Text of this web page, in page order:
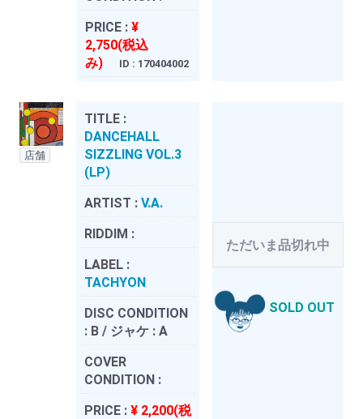
PRICE : ¥
2,750(税込
み)
ID : 170404002
店舗
TITLE :
DANCEHALL
SIZZLING VOL.3
(LP)
ARTIST : V.A.
RIDDIM :
LABEL :
TACHYON
DISC CONDITION
: B / ジャケ : A
COVER
CONDITION :
PRICE : ¥ 2,200(税
ただいま品切れ中
SOLD OUT